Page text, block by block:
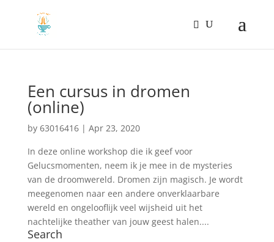
Een cursus in dromen
(online)
by 63016416| Apr 23, 2020
In deze online workshop die ik geef voor
Gelucsmomenten, neem ik je mee in de mysteries
van de droomwereld. Dromen zijn magisch. Je wordt
meegenomen naar een andere onverklaarbare
wereld en ongelooflijk veel wijsheid uit het
nachtelijke theather van jouw geest halen....
Search